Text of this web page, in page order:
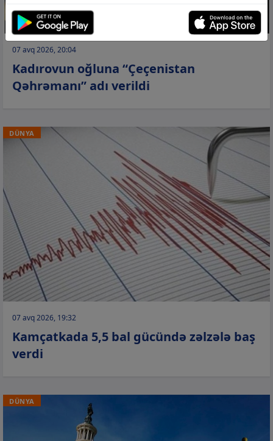
07 avq 2026, 20:04
Kadırovun oğluna “Çeçenistan
Qəhrəmanı” adı verildi
DÜNYA
07 avq 2026, 19:32
Kamçatkada 5,5 bal gücündə zəlzələ baş
verdi
DÜNYA